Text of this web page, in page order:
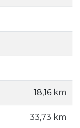
18,16 km
33,73 km